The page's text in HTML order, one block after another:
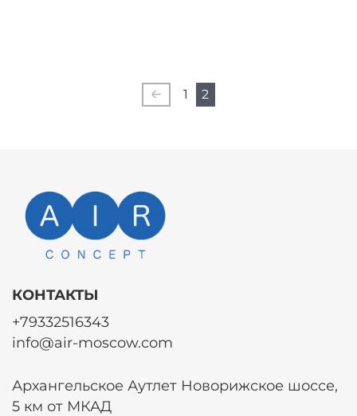
1 2
КОНТАКТЫ
+79332516343
info@air-moscow.com
Архангельское Аутлет Новорижское шоссе,
5 км от МКАД